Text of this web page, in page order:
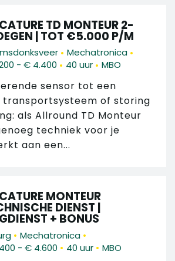
TD MONTEUR 2-
| TOT €5.000 P/M
• Mechatronica •
- € 4.400 • 40 uur • MBO
sensor tot een
transportsysteem of storing
als Allround TD Monteur
techniek voor je
aan een...
MONTEUR
DIENST |
+ BONUS
• Mechatronica •
- € 4.600 • 40 uur • MBO